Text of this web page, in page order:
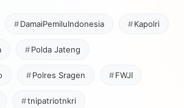
DamaiPemiluIndonesia Kapolri
Polda Jateng
Polres Sragen FWJI
tnipatriotnkri